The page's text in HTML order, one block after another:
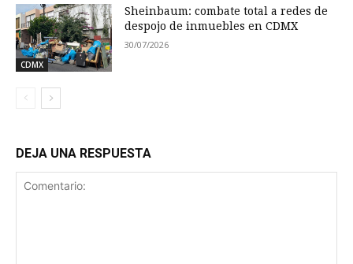
CDMX
Sheinbaum: combate total a redes de
despojo de inmuebles en CDMX
30/07/2026
DEJA UNA RESPUESTA